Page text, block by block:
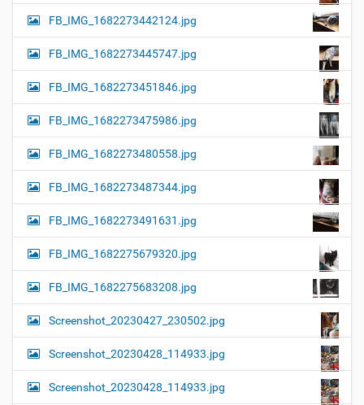
FB_IMG_1682273442124.jpg
FB_IMG_1682273445747.jpg
FB_IMG_1682273451846.jpg
FB_IMG_1682273475986.jpg
FB_IMG_1682273480558.jpg
FB_IMG_1682273487344.jpg
FB_IMG_1682273491631.jpg
FB_IMG_1682275679320.jpg
FB_IMG_1682275683208.jpg
Screenshot_20230427_230502.jpg
Screenshot_20230428_114933.jpg
Screenshot_20230428_114933.jpg